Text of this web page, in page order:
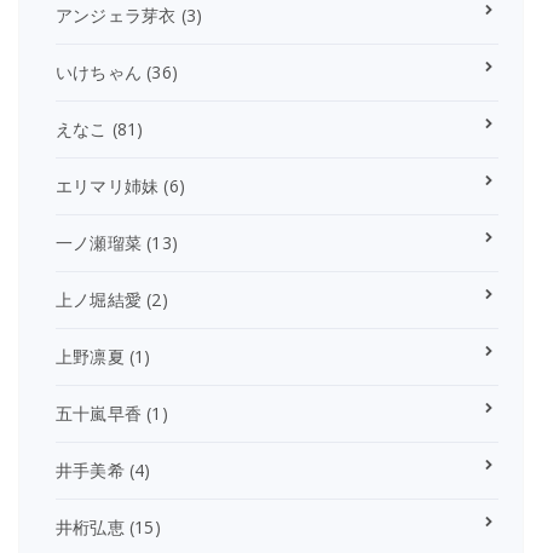
アンジェラ芽衣 (3)
いけちゃん (36)
えなこ (81)
エリマリ姉妹 (6)
一ノ瀬瑠菜 (13)
上ノ堀結愛 (2)
上野凛夏 (1)
五十嵐早香 (1)
井手美希(4)
井桁弘恵(15)